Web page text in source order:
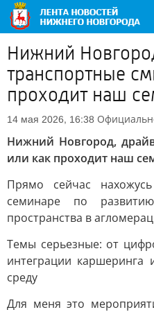
Нижний
транспортные
проходит наш
14 мая 2026, 16:38
Нижний Новгород,
или как проходит наш
Прямо сейчас
семинаре по
пространства в
Темы серьезные: от
интеграции каршеринга
среду
Для меня это